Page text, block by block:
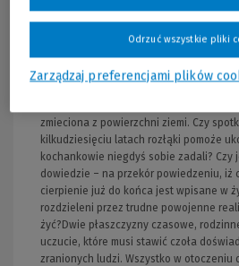
otoczone starymi, zdziczałymi krzewami
pensjonacie pojawia się wiekowa
przeszłość wraca do bohaterów.
zmieciona z powierzchni ziemi. Czy
kilkudziesięciu latach rozłąki pomoże
kochankowie niegdyś sobie zadali? Czy
dowiedzie – na przekór powiedzeniu, iż
cierpienie już do końca jest wpisane w
rozdzieleni przez trudne powojenne
żyć?Dwie płaszczyzny czasowe,
uczucie, które musi stawić czoła
zranionych ludzi. Wszystko w otoczeniu
Zarządzaj preferencjami plików
Odrzuć wszystkie pliki